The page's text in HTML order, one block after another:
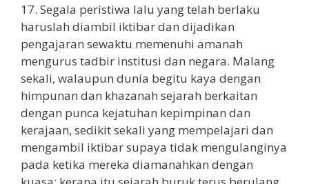
17. Segala peristiwa lalu yang telah berlaku
haruslah diambil iktibar dan dijadikan
pengajaran sewaktu memenuhi amanah
mengurus tadbir institusi dan negara. Malang
sekali, walaupun dunia begitu kaya dengan
himpunan dan khazanah sejarah berkaitan
dengan punca kejatuhan kepimpinan dan
kerajaan, sedikit sekali yang mempelajari dan
mengambil iktibar supaya tidak mengulanginya
pada ketika mereka diamanahkan dengan